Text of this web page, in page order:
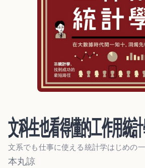
文科生也看得懂的工作用統
文系でも仕事に使える統計学はじめの
本丸諒